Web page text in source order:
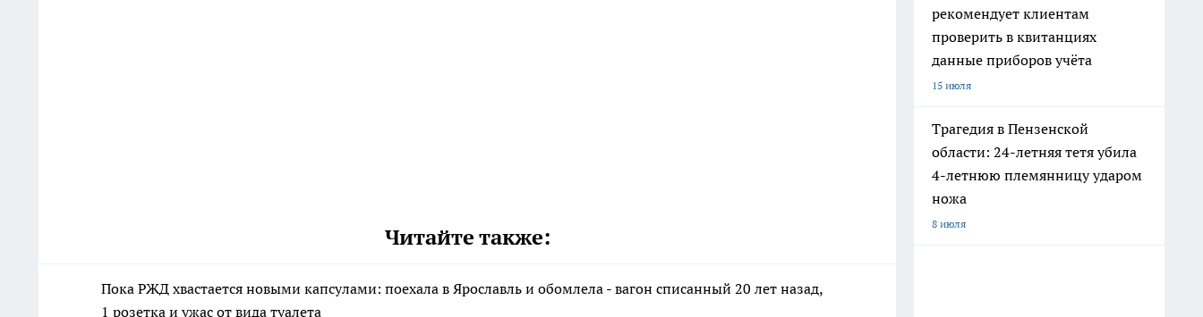
Читайте также:
Пока РЖД хвастается новыми капсулами: поехала в Ярославль и обомлела - вагон списанный 20 лет назад,
1 розетка и ужас от вида туалета
рекомендует клиентам
проверить в квитанциях
данные приборов учёта
15 июля
Трагедия в Пензенской
области: 24-летняя тетя убила
4-летнюю племянницу ударом
ножа
8 июля